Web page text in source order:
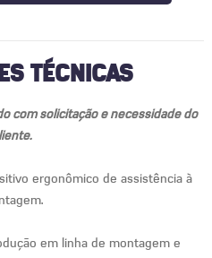
TÉCNICAS
com solicitação e necessidade do
ergonômico de assistência à
em linha de montagem e